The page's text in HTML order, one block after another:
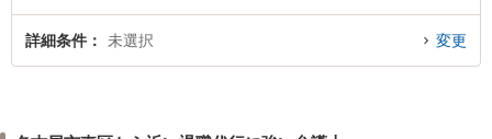
詳細条件 未選択 変更